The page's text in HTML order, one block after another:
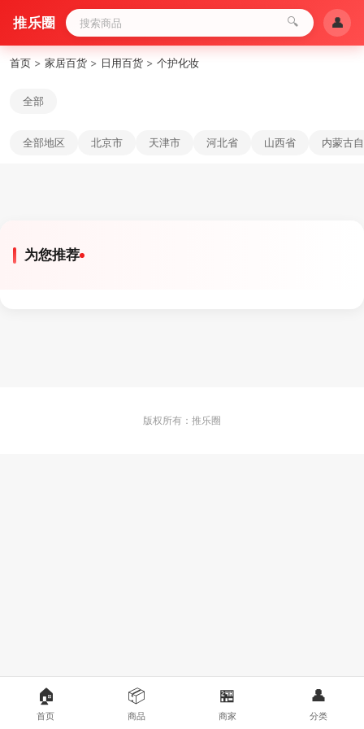
推乐圈 🔍 👤
首页 > 家居百货 > 日用百货 > 个护化妆
全部
全部地区 北京市 天津市 河北省 山西省 内蒙古
为您推荐
版权所有：推乐圈
🏠
首页
📦
商品
🏪
商家
👤
分类